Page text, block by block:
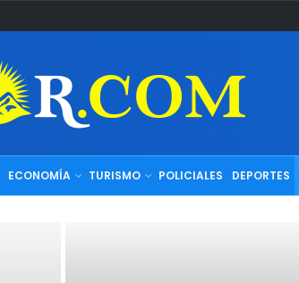
ECONOMÍA TURISMO POLICIALES DEPORTES